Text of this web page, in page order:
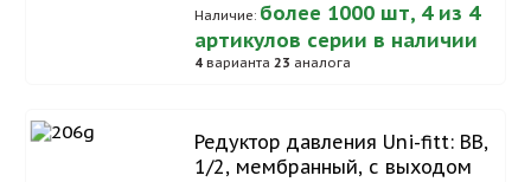
Наличие: более 1000 шт, 4 из 4
артикулов серии в наличии
4 варианта 23 аналога
Редуктор давления Uni-fitt: ВВ,
1/2, мембранный, с выходом